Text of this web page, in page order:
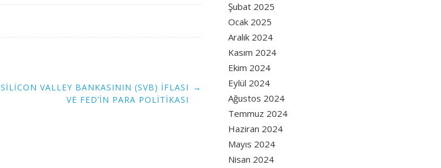
SILICON VALLEY BANKASININ (SVB) İFLASI
VE FED’IN PARA POLITIKASI
→
Şubat 2025
Ocak 2025
Aralık 2024
Kasım 2024
Ekim 2024
Eylül 2024
Ağustos 2024
Temmuz 2024
Haziran 2024
Mayıs 2024
Nisan 2024